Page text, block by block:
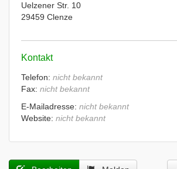
Uelzener Str. 10
29459 Clenze
Kontakt
Telefon: nicht bekannt
Fax: nicht bekannt
E-Mailadresse: nicht bekannt
Website: nicht bekannt